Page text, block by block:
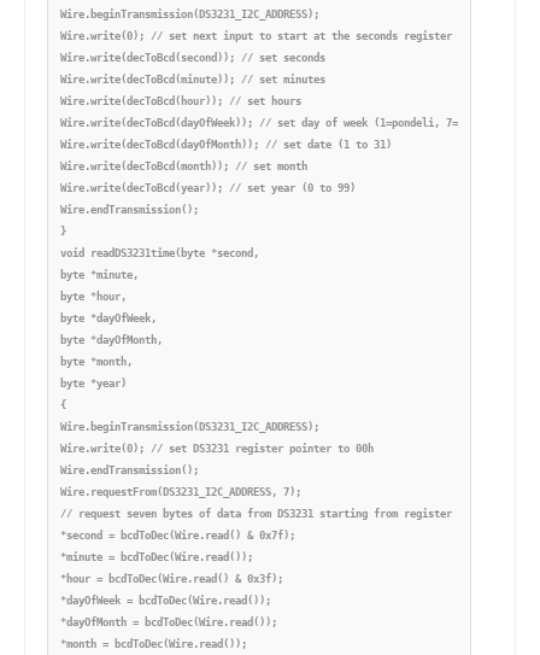
Wire.beginTransmission(DS3231_I2C_ADDRESS);
Wire.write(0); // set next input to start at the seconds register
Wire.write(decToBcd(second)); // set seconds
Wire.write(decToBcd(minute)); // set minutes
Wire.write(decToBcd(hour)); // set hours
Wire.write(decToBcd(dayOfWeek)); // set day of week (1=pondeli, 7=nedele)
Wire.write(decToBcd(dayOfMonth)); // set date (1 to 31)
Wire.write(decToBcd(month)); // set month
Wire.write(decToBcd(year)); // set year (0 to 99)
Wire.endTransmission();
}
void readDS3231time(byte *second,
byte *minute,
byte *hour,
byte *dayOfWeek,
byte *dayOfMonth,
byte *month,
byte *year)
{
Wire.beginTransmission(DS3231_I2C_ADDRESS);
Wire.write(0); // set DS3231 register pointer to 00h
Wire.endTransmission();
Wire.requestFrom(DS3231_I2C_ADDRESS, 7);
// request seven bytes of data from DS3231 starting from register 00h
*second = bcdToDec(Wire.read() & 0x7f);
*minute = bcdToDec(Wire.read());
*hour = bcdToDec(Wire.read() & 0x3f);
*dayOfWeek = bcdToDec(Wire.read());
*dayOfMonth = bcdToDec(Wire.read());
*month = bcdToDec(Wire.read());